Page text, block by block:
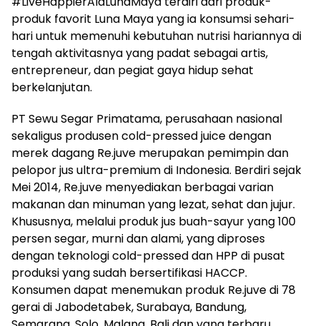
produk favorit Luna Maya yang ia konsumsi sehari-
hari untuk memenuhi kebutuhan nutrisi hariannya di
tengah aktivitasnya yang padat sebagai artis,
entrepreneur, dan pegiat gaya hidup sehat
berkelanjutan.
PT Sewu Segar Primatama, perusahaan nasional
sekaligus produsen cold-pressed juice dengan
merek dagang Re.juve merupakan pemimpin dan
pelopor jus ultra-premium di Indonesia. Berdiri sejak
Mei 2014, Re.juve menyediakan berbagai varian
makanan dan minuman yang lezat, sehat dan jujur.
Khususnya, melalui produk jus buah-sayur yang 100
persen segar, murni dan alami, yang diproses
dengan teknologi cold-pressed dan HPP di pusat
produksi yang sudah bersertifikasi HACCP.
Konsumen dapat menemukan produk Re.juve di 78
gerai di Jabodetabek, Surabaya, Bandung,